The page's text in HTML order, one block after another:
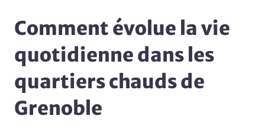
Comment évolue la vie
quotidienne dans les
quartiers chauds de
Grenoble